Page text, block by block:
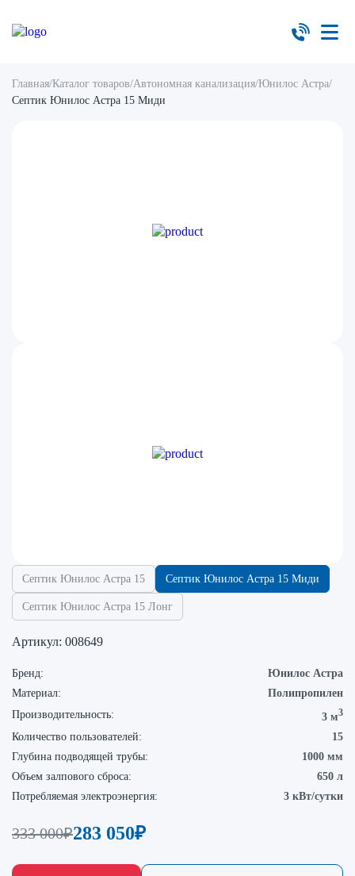
Главная/Каталог товаров/Автономная канализация/Юнилос Астра/
Септик Юнилос Астра 15 Миди
Септик Юнилос Астра 15 Септик Юнилос Астра 15 Миди
Септик Юнилос Астра 15 Лонг
Артикул: 008649
Бренд:
Юнилос Астра
Материал:
Полипропилен
Производительность:
3 м3
Количество пользователей:
15
Глубина подводящей трубы:
1000 мм
Объем залпового сброса:
650 л
Потребляемая электроэнергия:
3 кВт/сутки
333 000₽283 050₽